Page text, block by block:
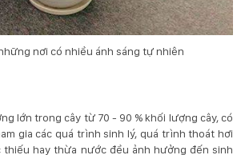
nơi có nhiều ánh sáng tự nhiên
lớn trong cây từ 70 - 90 % khối lượng cây, có
gia các quá trình sinh lý, quá trình thoát hơi
thiếu hay thừa nước đều ảnh hưởng đến sinh